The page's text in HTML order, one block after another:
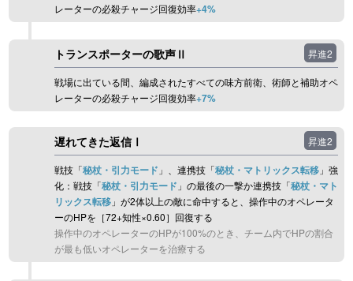
レーターの必殺チャージ回復効率+4%
トランスポーターの歌声Ⅱ
戦場に出ている間、編成されたすべての味方前衛、術師と補助オペ
レーターの必殺チャージ回復効率+7%
昇進2
遅れてきた返信Ⅰ
戦技「秘杖・引力モード 」、連携技「秘杖・マトリックス転移 」強
化：戦技「秘杖・引力モード 」の最後の一撃か連携技「秘杖・マト
リックス転移 」が2体以上の敵に命中すると、操作中のオペレータ
ーのHPを［72+知性×0.60］回復する
操作中のオペレーターのHPが100%のとき、チーム内でHPの割合
が最も低いオペレーターを治療する
昇進2